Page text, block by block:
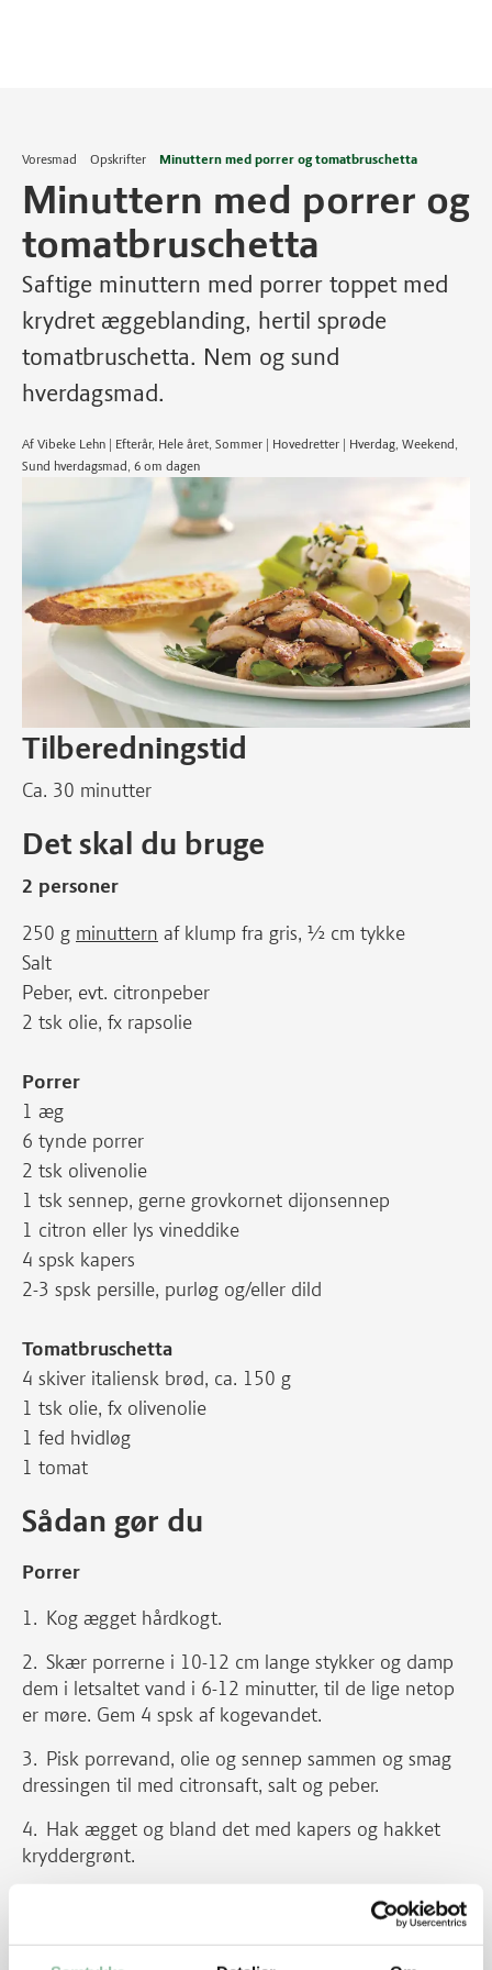
Voresmad Opskrifter Minuttern med porrer og tomatbruschetta
Minuttern med porrer og
tomatbruschetta
Saftige minuttern med porrer toppet med
krydret æggeblanding, hertil sprøde
tomatbruschetta. Nem og sund
hverdagsmad.
Af Vibeke Lehn | Efterår, Hele året, Sommer | Hovedretter | Hverdag, Weekend,
Sund hverdagsmad, 6 om dagen
Tilberedningstid
Ca. 30 minutter
Det skal du bruge
2 personer
250 g minuttern af klump fra gris, ½ cm tykke
Salt
Peber, evt. citronpeber
2 tsk olie, fx rapsolie
Porrer
1 æg
6 tynde porrer
2 tsk olivenolie
1 tsk sennep, gerne grovkornet dijonsennep
1 citron eller lys vineddike
4 spsk kapers
2-3 spsk persille, purløg og/eller dild
Tomatbruschetta
4 skiver italiensk brød, ca. 150 g
1 tsk olie, fx olivenolie
1 fed hvidløg
1 tomat
Sådan gør du
Porrer
Kog ægget hårdkogt.
Skær porrerne i 10-12 cm lange stykker og damp
dem i letsaltet vand i 6-12 minutter, til de lige netop
er møre. Gem 4 spsk af kogevandet.
Pisk porrevand, olie og sennep sammen og smag
dressingen til med citronsaft, salt og peber.
Hak ægget og bland det med kapers og hakket
kryddergrønt.
Dryp dressingen over porrerne og drys den